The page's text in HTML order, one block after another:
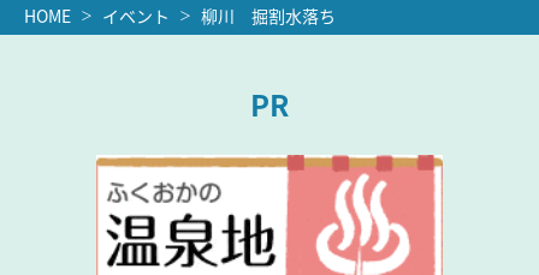
HOME イベント 柳川 掘割水落ち
PR